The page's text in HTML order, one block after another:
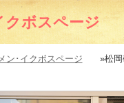
クボスページ
ン･イクボスページ »松